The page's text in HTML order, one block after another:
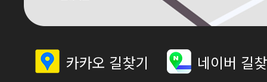
카카오 길찾기 네이버 길